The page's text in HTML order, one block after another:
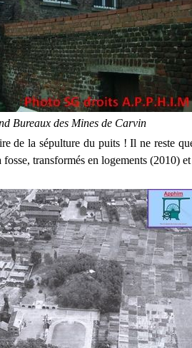
Bureaux des Mines de Carvin
de la sépulture du puits ! Il ne reste
transformés en logements (2010)